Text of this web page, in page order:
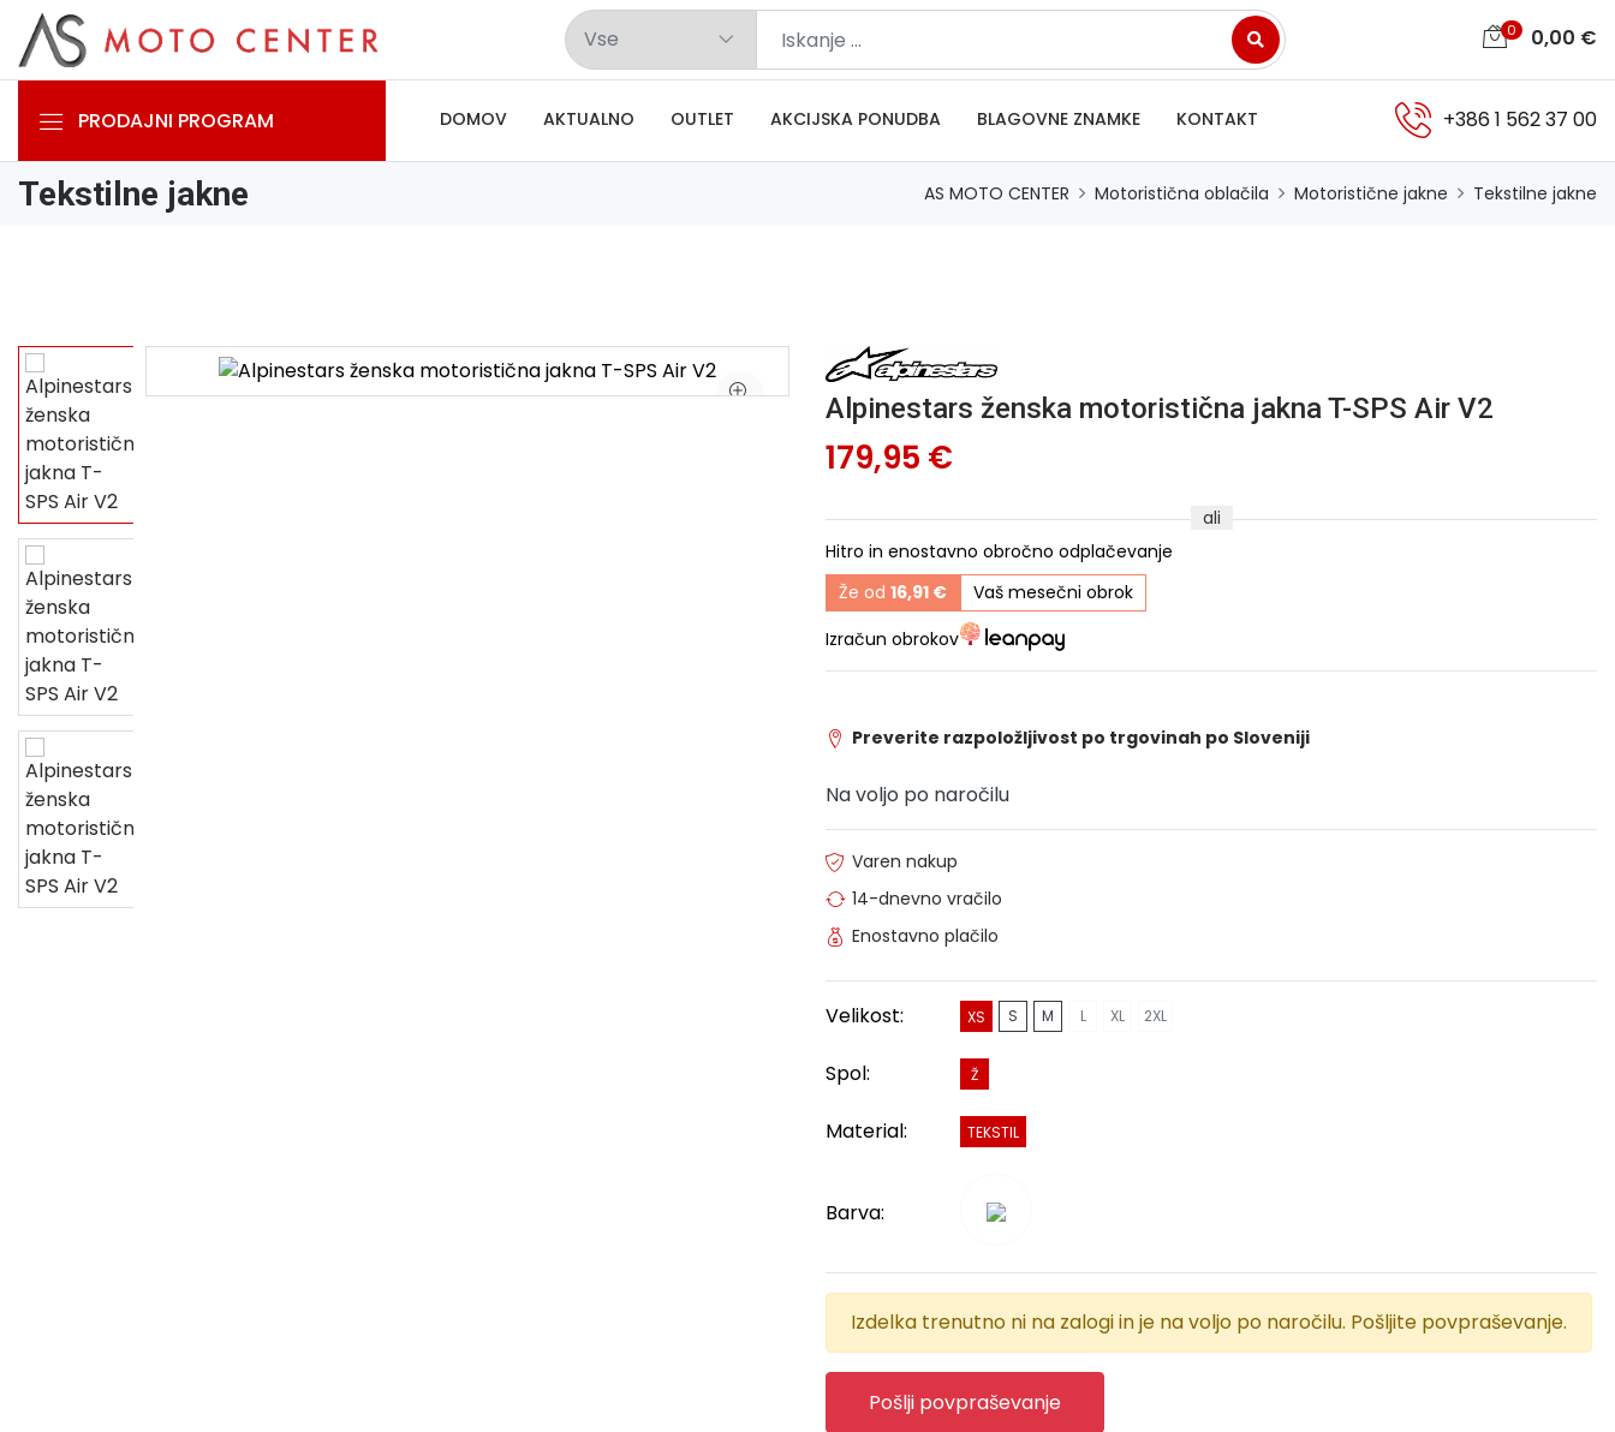
0 0,00 €
PRODAJNI PROGRAM DOMOV AKTUALNO OUTLET AKCIJSKA PONUDBA BLAGOVNE ZNAMKE KONTAKT +386 1 562 37 00
Tekstilne jakne AS MOTO CENTER Motoristična oblačila Motoristične jakne Tekstilne jakne
Alpinestars ženska motoristična jakna T-SPS Air V2
179,95 €
ali
Hitro in enostavno obročno odplačevanje
Že od 16,91 €
Vaš mesečni obrok
Izračun obrokov
Preverite razpoložljivost po trgovinah po Sloveniji
Na voljo po naročilu
Varen nakup
14-dnevno vračilo
Enostavno plačilo
Velikost: XS S M L XL 2XL
Spol: Ž
Material: TEKSTIL
Barva:
Izdelka trenutno ni na zalogi in je na voljo po naročilu. Pošljite povpraševanje.
Pošlji povpraševanje